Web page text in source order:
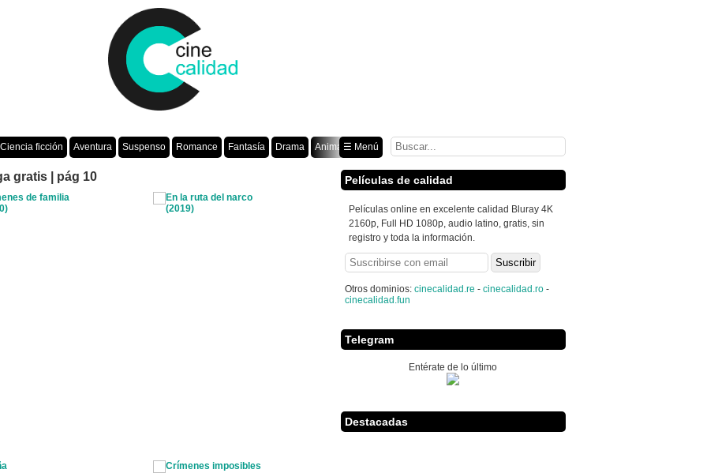
Ciencia ficción Aventura Suspenso Romance Fantasía Drama
Animación☰ Menú
gratis | pág 10 Películas de calidad
Películas online en excelente calidad Bluray 4K
2160p, Full HD 1080p, audio latino, gratis, sin
registro y toda la información.
Otros dominios: cinecalidad.re - cinecalidad.ro-
cinecalidad.fun
Telegram
Entérate de lo último
Destacadas